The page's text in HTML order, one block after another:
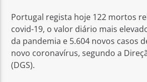
Portugal regista hoje 122 mortos
covid-19, o valor diário mais
da pandemia e 5.604 novos casos
novo coronavírus, segundo a
(DGS).